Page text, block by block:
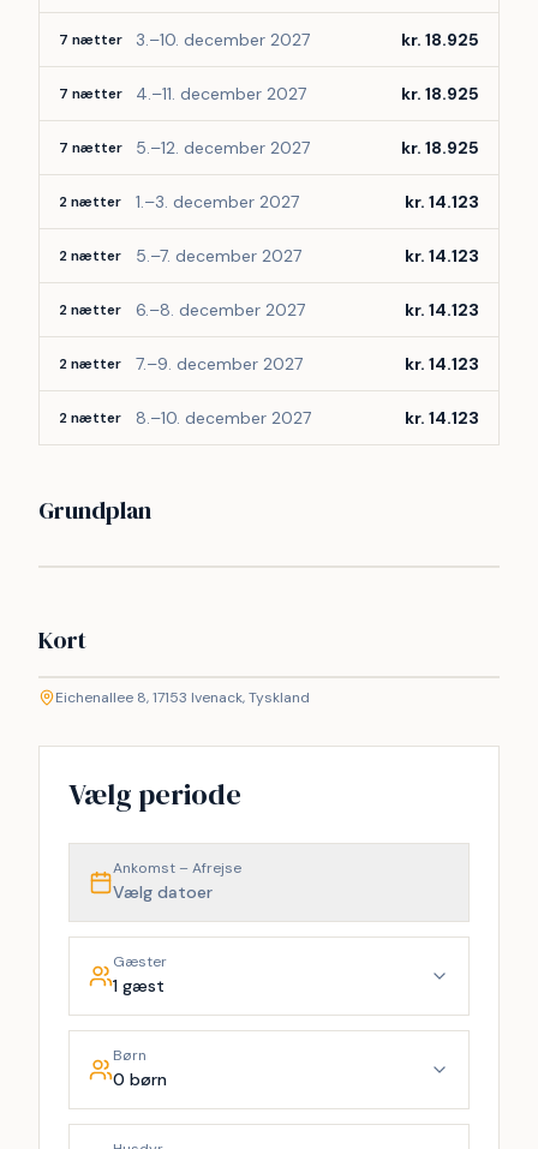
7 nætter 3.–10. december 2027 kr. 18.925
7 nætter 4.–11. december 2027 kr. 18.925
7 nætter 5.–12. december 2027 kr. 18.925
2 nætter 1.–3. december 2027 kr. 14.123
2 nætter 5.–7. december 2027 kr. 14.123
2 nætter 6.–8. december 2027 kr. 14.123
2 nætter 7.–9. december 2027 kr. 14.123
2 nætter 8.–10. december 2027 kr. 14.123
Grundplan
Kort
+
−
Eichenallee 8, 17153 Ivenack, Tyskland
Vælg periode
Ankomst – Afrejse
Vælg datoer
Gæster
1 gæst
Børn
0 børn